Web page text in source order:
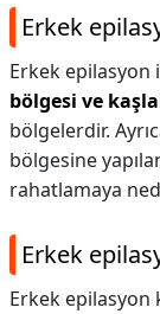
Erkek
Erkek epilasyon
bölgesi ve
bölgelerdir.
bölgesine
rahatlamaya
Erkek
Erkek epilasyon